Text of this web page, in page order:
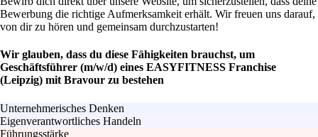
Bewerbung die richtige Aufmerksamkeit erhält. Wir freuen uns darauf,
von dir zu hören und gemeinsam durchzustarten!
Wir glauben, dass du diese Fähigkeiten brauchst, um
Geschäftsführer (m/w/d) eines EASYFITNESS Franchise
(Leipzig) mit Bravour zu bestehen
Unternehmerisches Denken
Eigenverantwortliches Handeln
Führungsstärke